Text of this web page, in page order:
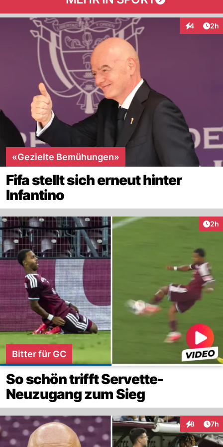
4 2h
«Gezielte Bemühungen»
Fifa stellt sich erneut hinter
Infantino
2h
Bitter für GC
So schön trifft Servette-
Neuzugang zum Sieg
8 7h